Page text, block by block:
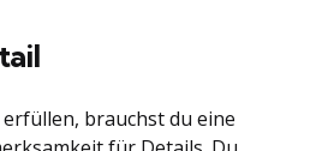
brauchst du eine